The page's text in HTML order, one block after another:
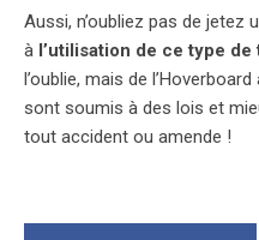
Aussi, n’oubliez pas de jetez
à l’utilisation de ce type
l’oublie, mais de
sont soumis à des lois et
tout accident ou amende !